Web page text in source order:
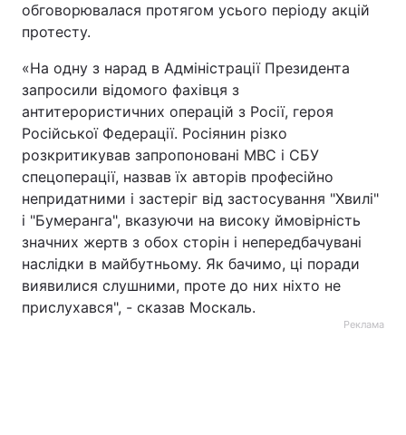
обговорювалася протягом усього періоду акцій
протесту.
«На одну з нарад в Адміністрації Президента
запросили відомого фахівця з
антитерористичних операцій з Росії, героя
Російської Федерації. Росіянин різко
розкритикував запропоновані МВС і СБУ
спецоперації, назвав їх авторів професійно
непридатними і застеріг від застосування "Хвилі"
і "Бумеранга", вказуючи на високу ймовірність
значних жертв з обох сторін і непередбачувані
наслідки в майбутньому. Як бачимо, ці поради
виявилися слушними, проте до них ніхто не
прислухався", - сказав Москаль.
Реклама